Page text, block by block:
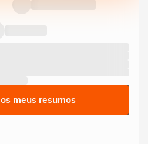
meus resumos